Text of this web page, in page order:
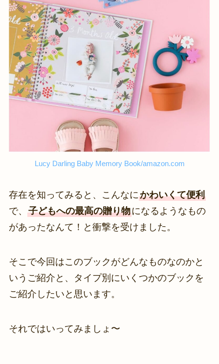
Lucy Darling Baby Memory Book/amazon.com
存在を知ってみると、こんなにかわいくて便利
で、 子どもへの最高の贈り物になるようなもの
があったなんて！と衝撃を受けました。
そこで今回はこのブックがどんなものなのかと
いうご紹介と、タイプ別にいくつかのブックを
ご紹介したいと思います。
それではいってみましょ〜